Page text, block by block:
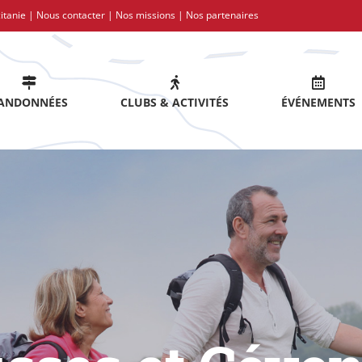
| Nous contacter | Nos missions | Nos partenaires
CLUBS & ACTIVITÉS ÉVÉNEMENTS